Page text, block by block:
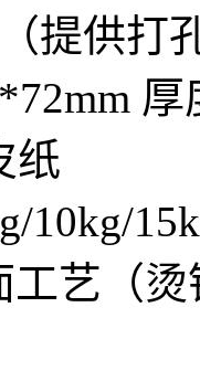
提供打
纸
10kg/
工艺（